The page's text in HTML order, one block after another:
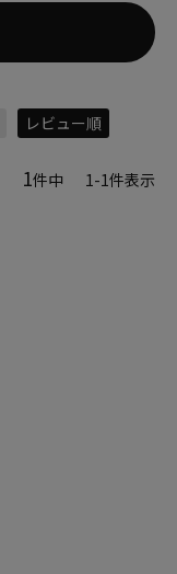
レビュー順
1件中 1 -1件表示